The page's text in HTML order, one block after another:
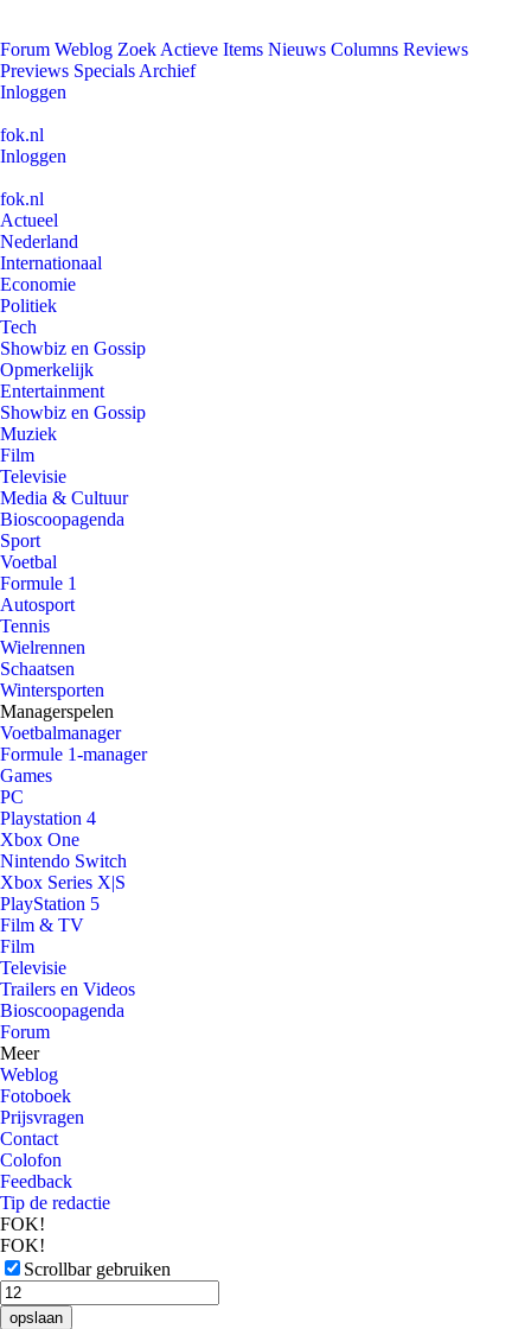
Forum Weblog Zoek Actieve Items Nieuws Columns Reviews
Previews Specials Archief
Inloggen
fok.nl
Inloggen
fok.nl
Actueel
Nederland
Internationaal
Economie
Politiek
Tech
Showbiz en Gossip
Opmerkelijk
Entertainment
Showbiz en Gossip
Muziek
Film
Televisie
Media & Cultuur
Bioscoopagenda
Sport
Voetbal
Formule 1
Autosport
Tennis
Wielrennen
Schaatsen
Wintersporten
Managerspelen
Voetbalmanager
Formule 1-manager
Games
PC
Playstation 4
Xbox One
Nintendo Switch
Xbox Series X|S
PlayStation 5
Film & TV
Film
Televisie
Trailers en Videos
Bioscoopagenda
Forum
Meer
Weblog
Fotoboek
Prijsvragen
Contact
Colofon
Feedback
Tip de redactie
FOK!
FOK!
Scrollbar gebruiken
opslaan